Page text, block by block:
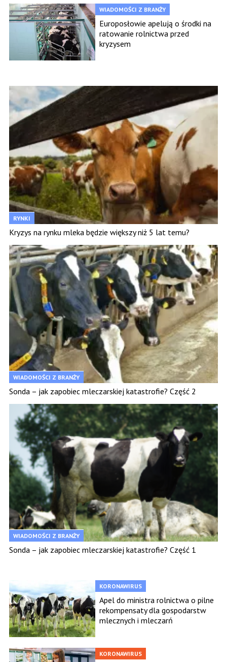
WIADOMOŚCI Z BRANŻY
Europosłowie apelują o środki na
ratowanie rolnictwa przed
kryzysem
RYNKI
Kryzys na rynku mleka będzie większy niż 5 lat temu?
WIADOMOŚCI Z BRANŻY
Sonda – jak zapobiec mleczarskiej katastrofie? Część 2
WIADOMOŚCI Z BRANŻY
Sonda – jak zapobiec mleczarskiej katastrofie? Część 1
KORONAWIRUS
Apel do ministra rolnictwa o pilne
rekompensaty dla gospodarstw
mlecznych i mleczarń
KORONAWIRUS